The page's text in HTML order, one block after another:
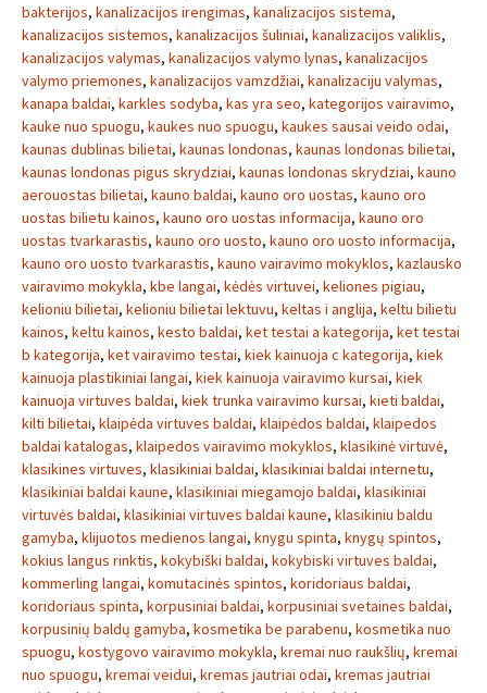
bakterijos, kanalizacijos irengimas, kanalizacijos sistema,
kanalizacijos sistemos, kanalizacijos šuliniai, kanalizacijos valiklis,
kanalizacijos valymas, kanalizacijos valymo lynas, kanalizacijos
valymo priemones, kanalizacijos vamzdžiai, kanalizaciju valymas,
kanapa baldai, karkles sodyba, kas yra seo, kategorijos vairavimo,
kauke nuo spuogu, kaukes nuo spuogu, kaukes sausai veido odai,
kaunas dublinas bilietai, kaunas londonas, kaunas londonas bilietai,
kaunas londonas pigus skrydziai, kaunas londonas skrydziai, kauno
aerouostas bilietai, kauno baldai, kauno oro uostas, kauno oro
uostas bilietu kainos, kauno oro uostas informacija, kauno oro
uostas tvarkarastis, kauno oro uosto, kauno oro uosto informacija,
kauno oro uosto tvarkarastis, kauno vairavimo mokyklos, kazlausko
vairavimo mokykla, kbe langai, kėdės virtuvei, keliones pigiau,
kelioniu bilietai, kelioniu bilietai lektuvu, keltas i anglija, keltu bilietu
kainos, keltu kainos, kesto baldai, ket testai a kategorija, ket testai
b kategorija, ket vairavimo testai, kiek kainuoja c kategorija, kiek
kainuoja plastikiniai langai, kiek kainuoja vairavimo kursai, kiek
kainuoja virtuves baldai, kiek trunka vairavimo kursai, kieti baldai,
kilti bilietai, klaipėda virtuves baldai, klaipėdos baldai, klaipedos
baldai katalogas, klaipedos vairavimo mokyklos, klasikinė virtuvė,
klasikines virtuves, klasikiniai baldai, klasikiniai baldai internetu,
klasikiniai baldai kaune, klasikiniai miegamojo baldai, klasikiniai
virtuvės baldai, klasikiniai virtuves baldai kaune, klasikiniu baldu
gamyba, klijuotos medienos langai, knygu spinta, knygų spintos,
kokius langus rinktis, kokybiški baldai, kokybiski virtuves baldai,
kommerling langai, komutacinės spintos, koridoriaus baldai,
koridoriaus spinta, korpusiniai baldai, korpusiniai svetaines baldai,
korpusinių baldų gamyba, kosmetika be parabenu, kosmetika nuo
spuogu, kostygovo vairavimo mokykla, kremai nuo raukšlių, kremai
nuo spuogu, kremai veidui, kremas jautriai odai, kremas jautriai